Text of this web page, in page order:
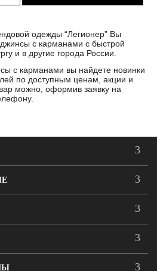
одежды “Легионер” Вы
с карманами с быстрой
и в другие города России.
с карманами вы найдете новинки
по доступным ценам, акции и
можно, оформив заявку на